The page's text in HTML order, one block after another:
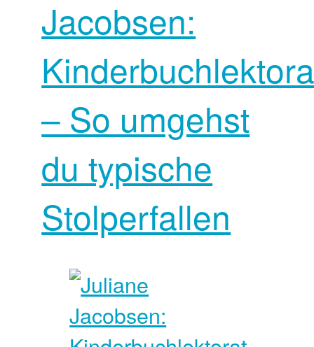
Jacobsen:
– So umgehst
du typische
Stolperfallen